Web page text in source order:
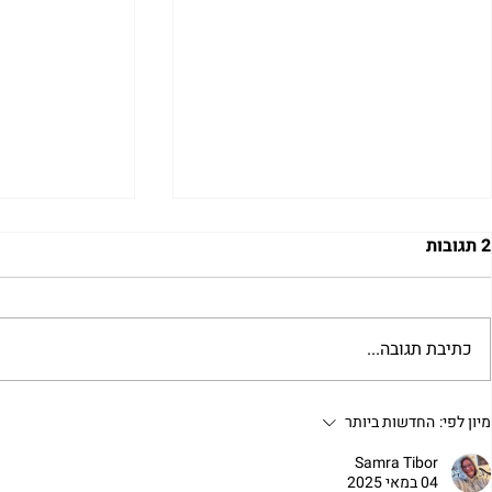
להסתכל לייאוש בעיניים | נורית
אילון הירש
2 תגובות
כתיבת תגובה...
מיון לפי: החדשות ביותר
Samra Tibor
04 במאי 2025